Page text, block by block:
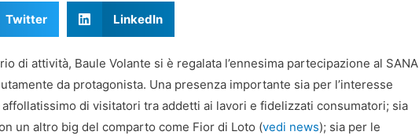
Twitter LinkedIn
di attività, Baule Volante si è regalata l’ennesima partecipazione al SANA
da protagonista. Una presenza importante sia per l’interesse
di visitatori tra addetti ai lavori e fidelizzati consumatori; sia
un altro big del comparto come Fior di Loto (vedi news); sia per le